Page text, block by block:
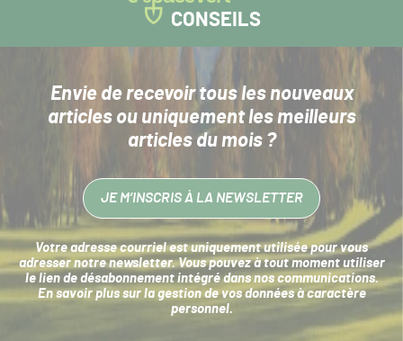
CONSEILS
Envie de recevoir tous les nouveaux
articlesou uniquement les meilleurs
articles du mois ?
JE M’INSCRIS À LA NEWSLETTER
Votre adresse courriel est uniquement utilisée pour vous
adresser notre newsletter. Vous pouvez à tout moment utiliser
le lien de désabonnement intégré dans nos communications.
En savoir plus sur la gestion de vos données à caractère
personnel.